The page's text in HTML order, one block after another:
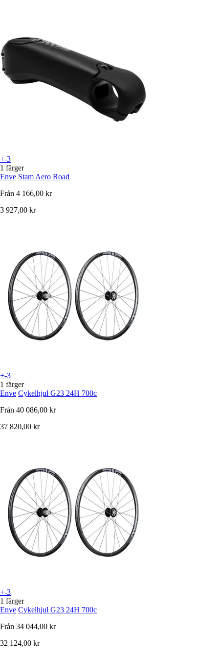
+-3
1 färger
Enve Stam Aero Road
Från 4 166,00 kr
3 927,00 kr
+-3
1 färger
Enve Cykelhjul G23 24H 700c
Från 40 086,00 kr
37 820,00 kr
+-3
1 färger
Enve Cykelhjul G23 24H 700c
Från 34 044,00 kr
32 124,00 kr